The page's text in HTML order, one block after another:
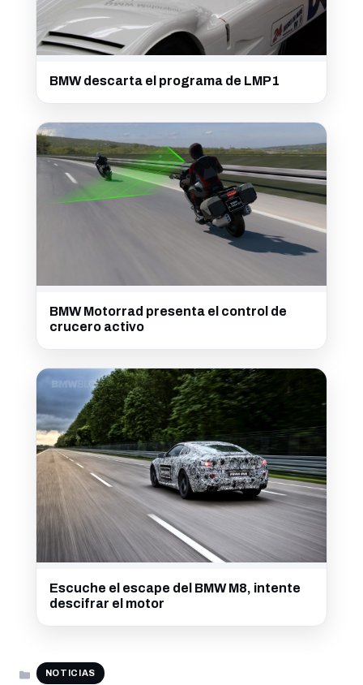
BMW descarta el programa de LMP1
BMW Motorrad presenta el control de
crucero activo
Escuche el escape del BMW M8, intente
descifrar el motor
CATEGORÍAS
NOTICIAS